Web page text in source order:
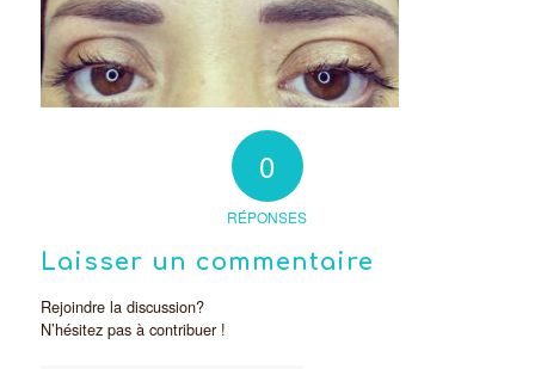
0
RÉPONSES
Laisser un commentaire
Rejoindre la discussion?
N’hésitez pas à contribuer !